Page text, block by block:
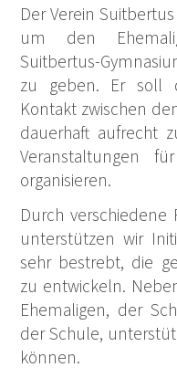
Der Verein
um den
Suitbertus-
zu geben. Er soll
Kontakt zwischen
dauerhaft aufrecht
Veranstaltungen
organisieren.
Durch
unterstützen wir
sehr bestrebt, die
zu entwickeln.
Ehemaligen, der
der Schule,
können.